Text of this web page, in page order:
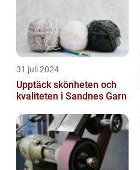
31 juli 2024
Upptäck skönheten och
kvaliteten i Sandnes Garn